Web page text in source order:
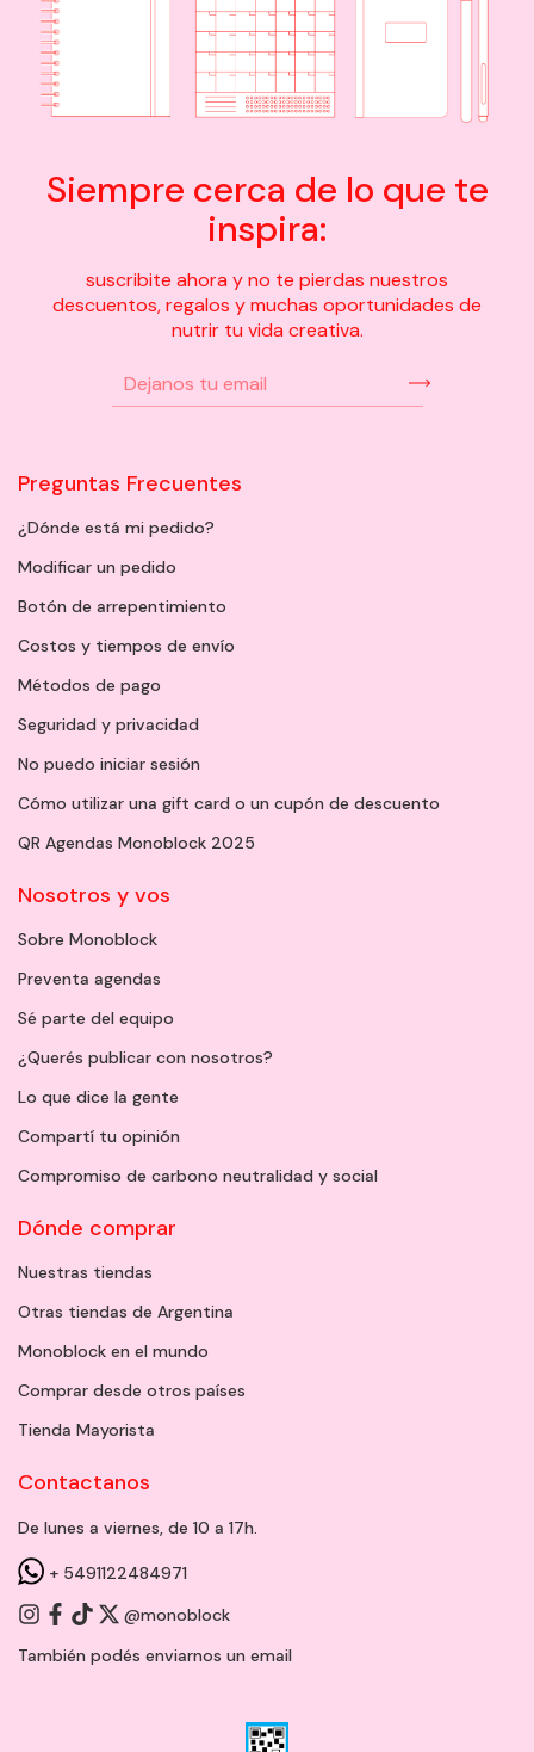
Siempre cerca de lo que te
inspira:
suscribite ahora y no te pierdas nuestros
descuentos, regalos y muchas oportunidades de
nutrir tu vida creativa.
Preguntas Frecuentes
¿Dónde está mi pedido?
Modificar un pedido
Botón de arrepentimiento
Costos y tiempos de envío
Métodos de pago
Seguridad y privacidad
No puedo iniciar sesión
Cómo utilizar una gift card o un cupón de descuento
QR Agendas Monoblock 2025
Nosotros y vos
Sobre Monoblock
Preventa agendas
Sé parte del equipo
¿Querés publicar con nosotros?
Lo que dice la gente
Compartí tu opinión
Compromiso de carbono neutralidad y social
Dónde comprar
Nuestras tiendas
Otras tiendas de Argentina
Monoblock en el mundo
Comprar desde otros países
Tienda Mayorista
Contactanos
De lunes a viernes, de 10 a 17h.
+ 5491122484971
@monoblock
También podés enviarnos un email